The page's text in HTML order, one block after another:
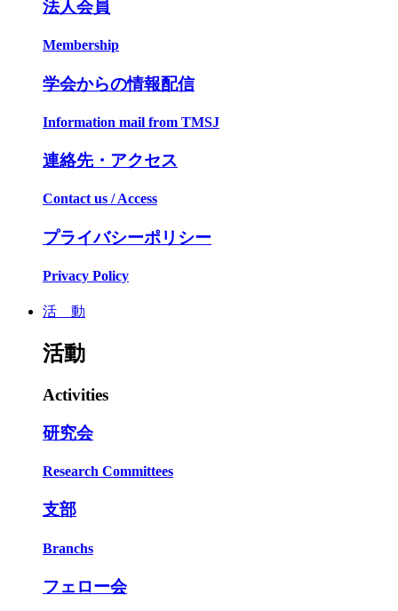
法人会員
Membership
学会からの情報配信
Information mail from TMSJ
連絡先・アクセス
Contact us / Access
プライバシーポリシー
Privacy Policy
活 動
活動
Activities
研究会
Research Committees
支部
Branchs
フェロー会